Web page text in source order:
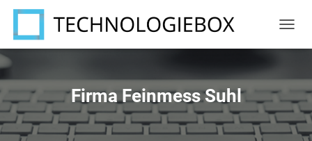
Firma Feinmess Suhl